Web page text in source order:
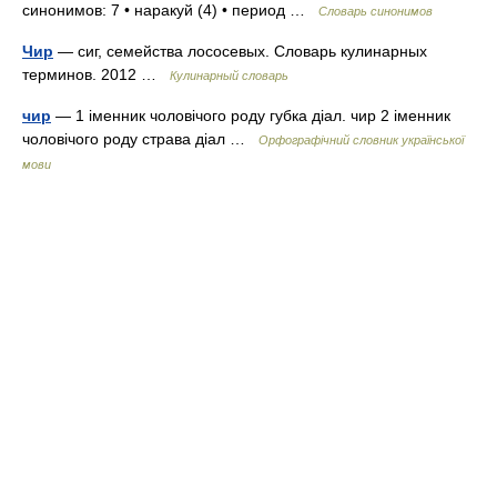
синонимов: 7 • наракуй (4) • период …
Словарь синонимов
Чир — сиг, семейства лососевых. Словарь кулинарных
терминов. 2012 …
Кулинарный словарь
чир — 1 іменник чоловічого роду губка діал. чир 2 іменник
чоловічого роду страва діал …
Орфографічний словник української
мови